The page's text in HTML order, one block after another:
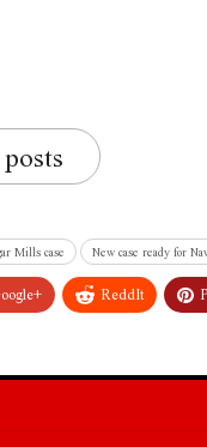
Mills case New case ready for
ReddIt